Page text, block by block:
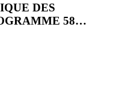
DES
58…